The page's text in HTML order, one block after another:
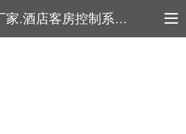
客控厂家.酒店客房控制系统,智能照明,智能开关,智能门锁,智能医院厂家-科飞智能(科飞晓智)